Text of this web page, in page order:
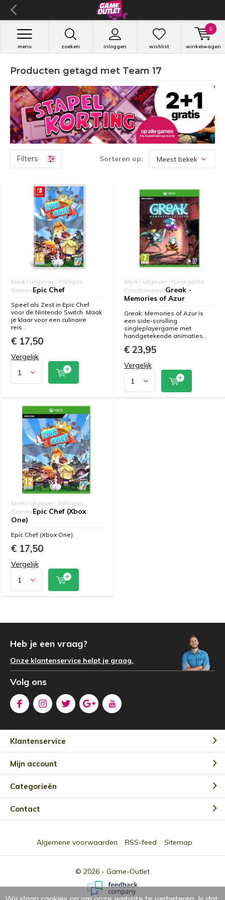
zoeken inloggen
menu wishlist winkelwagen
0
Producten getagd met Team 17
Filters Sorteren op:
Merk / uitgever : Infinigon
GamesEpic Chef
Speel als Zest in Epic Chef
voor de Nintendo Switch. Maak
je klaar voor een culinaire
reis...
€ 17,50
Vergelijk
Merk / uitgever : Navegante
EntertainmentGreak -
Memories of Azur
Greak: Memories of Azur is
een side-scrolling
singleplayergame met
handgetekende animaties...
€ 23,95
Vergelijk
Merk / uitgever : Infinigon
GamesEpic Chef (Xbox
One)
Epic Chef (Xbox One)
€ 17,50
Vergelijk
Heb je een vraag?
Onze klantenservice helpt je graag.
Volg ons
Klantenservice
Mijn account
Categorieën
Contact
© 2026 - Game-Outlet
Algemene voorwaarden RSS-feed Sitemap